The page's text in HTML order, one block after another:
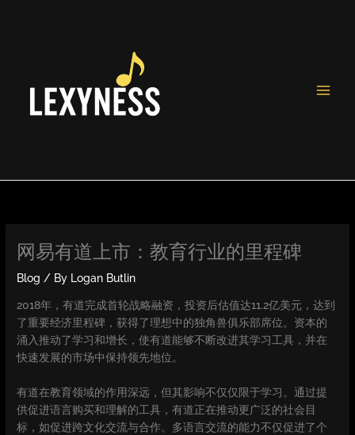
网易有道上市：教育行业的里程碑
Blog / By Logan Butlin
2018年，有道完成首轮战略融资，投资后估值达11.2亿美元，达到
了重要经济里程碑，获得了理想中的独角兽俱乐部席位。资本的
涌入推动了学习和增长，使有道能够不断改进其学习工具，并在
快速发展的市场中保持领先地位。
有道在教育领域的作用深远，但其影响不仅仅限于学习。通过提
供促进语言购买和理解的工具，有道正在推动更广泛的社会目
标，如促进跨文化交流与合作。多语言交流的能力不仅促进了个